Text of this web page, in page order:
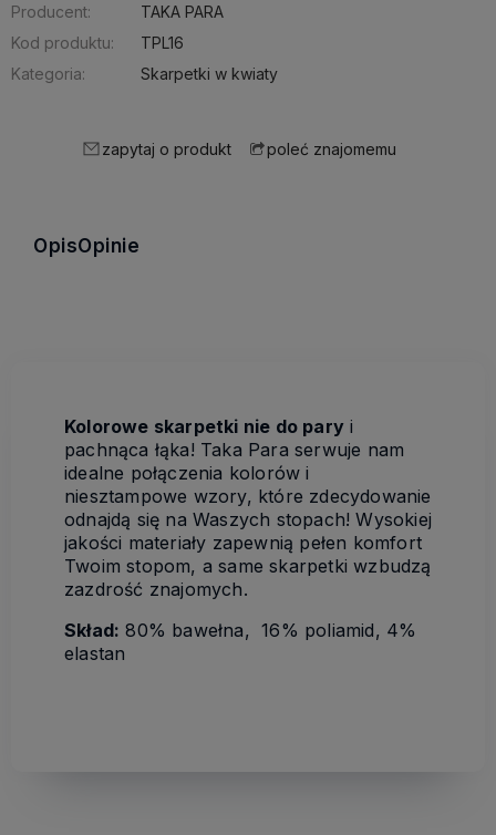
Producent:
TAKA PARA
Kod produktu:
TPL16
Kategoria:
Skarpetki w kwiaty
zapytaj o produkt poleć znajomemu
OpisOpinie
Kolorowe skarpetki nie do pary i
pachnąca łąka! Taka Para serwuje nam
idealne połączenia kolorów i
niesztampowe wzory, które zdecydowanie
odnajdą się na Waszych stopach! Wysokiej
jakości materiały zapewnią pełen komfort
Twoim stopom, a same skarpetki wzbudzą
zazdrość znajomych.
Skład: 80% bawełna, 16% poliamid, 4%
elastan